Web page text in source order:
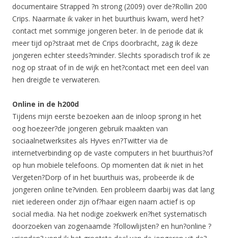
documentaire Strapped ?n strong (2009) over de?Rollin 200
Crips. Naarmate ik vaker in het buurthuis kwam, werd het?
contact met sommige jongeren beter. In de periode dat ik
meer tijd op?straat met de Crips doorbracht, zag ik deze
jongeren echter steeds?minder. Slechts sporadisch trof ik ze
nog op straat of in de wijk en het?contact met een deel van
hen dreigde te verwateren.
Online in de h200d
Tijdens mijn eerste bezoeken aan de inloop sprong in het
oog hoezeer?de jongeren gebruik maakten van
sociaalnetwerksites als Hyves en?Twitter via de
internetverbinding op de vaste computers in het buurthuis?of
op hun mobiele telefoons. Op momenten dat ik niet in het
Vergeten?Dorp of in het buurthuis was, probeerde ik de
jongeren online te?vinden. Een probleem daarbij was dat lang
niet iedereen onder zijn of?haar eigen naam actief is op
social media. Na het nodige zoekwerk en?het systematisch
doorzoeken van zogenaamde ?followlijsten? en hun?online ?